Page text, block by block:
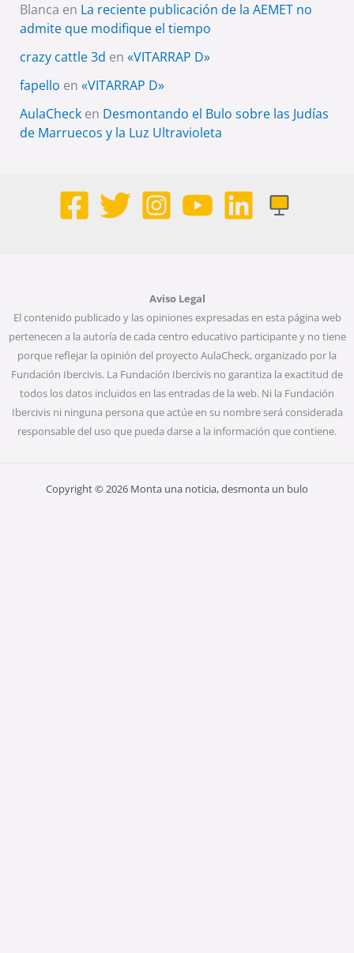
Blanca en La reciente publicación de la AEMET no
admite que modifique el tiempo
crazy cattle 3d en «VITARRAP D»
fapello en «VITARRAP D»
AulaChecken Desmontando el Bulo sobre las Judías
de Marruecos y la Luz Ultravioleta
Aviso Legal
El contenido publicado y las opiniones expresadas en esta página web
pertenecen a la autoría de cada centro educativo participante y no tiene
porque reflejar la opinión del proyecto AulaCheck, organizado por la
Fundación Ibercivis. La Fundación Ibercivis no garantiza la exactitud de
todos los datos incluidos en las entradas de la web. Ni la Fundación
Ibercivis ni ninguna persona que actúe en su nombre será considerada
responsable del uso que pueda darse a la información que contiene.
Copyright © 2026 Monta una noticia, desmonta un bulo